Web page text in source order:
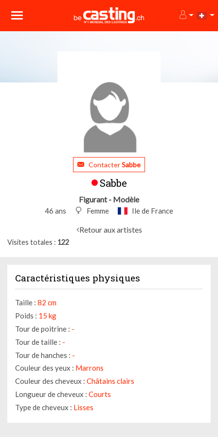
ContacterSabbe
Sabbe
Figurant - Modèle
46 ans Femme Ile de France
Retour aux artistes
Visites totales 122
Caractéristiques physiques
Taille : 82 cm
Poids : 15 kg
Tour de poitrine : -
Tour de taille : -
Tour de hanches : -
Couleur des yeux : Marrons
Couleur des cheveux : Châtains clairs
Longueur de cheveux : Courts
Type de cheveux : Lisses